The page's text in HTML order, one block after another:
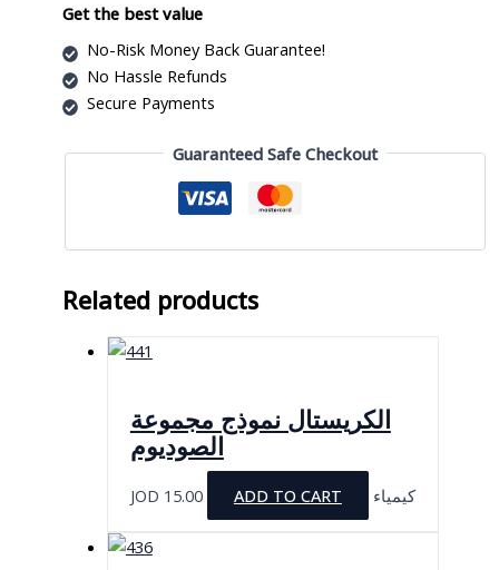
قضبان
مغناطيسية
أزرق
quantity
Get the best value
No-Risk Money Back Guarantee!
No Hassle Refunds
Secure Payments
Guaranteed Safe Checkout
Related products
الكريستال نموذج مجموعة
الصوديوم
JOD 15.00 ADD TO CART كيمياء